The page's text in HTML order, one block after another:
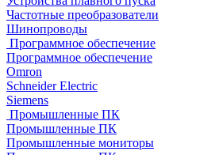
Частотные преобразователи
Шинопроводы
Программное обеспечение
Программное обеспечение
Omron
Schneider Electric
Siemens
Промышленные ПК
Промышленные ПК
Промышленные мониторы